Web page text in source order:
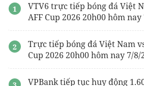
VTV6 trực tiếp bóng đá Việt
AFF Cup 2026 20h00 hôm nay
Trực tiếp bóng đá Việt Nam
Cup 2026 20h00 hôm nay 7/
VPBank tiếp tục huy động